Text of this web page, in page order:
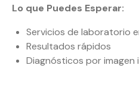
Lo que Puedes Esperar:
Servicios de laboratorio
Resultados rápidos
Diagnósticos por imagen